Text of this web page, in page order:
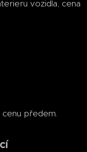
vozidla, cena
předem.